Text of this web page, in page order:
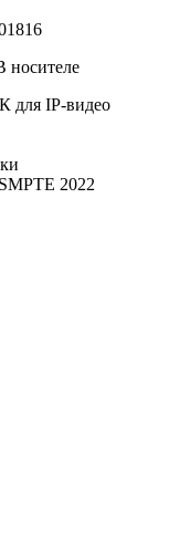
носителе
для IP-видео
2022